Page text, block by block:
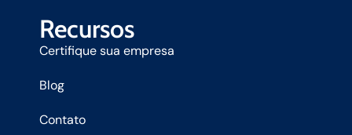
Recursos
Certifique sua empresa
Blog
Contato